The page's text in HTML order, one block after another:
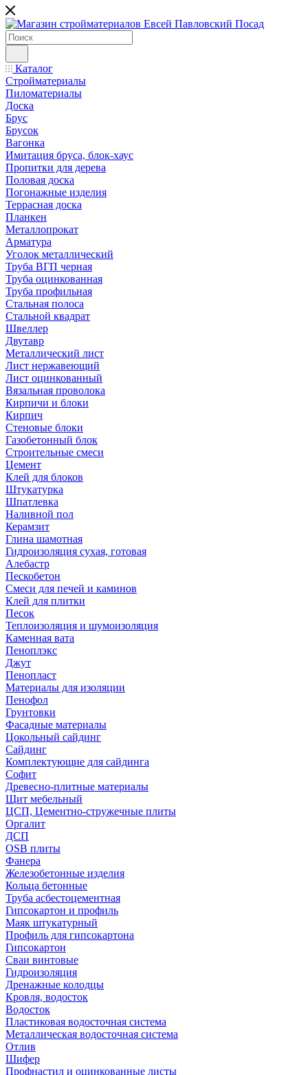
Каталог
Стройматериалы
Пиломатериалы
Доска
Брус
Брусок
Вагонка
Имитация бруса, блок-хаус
Пропитки для дерева
Половая доска
Погонажные изделия
Террасная доска
Планкен
Металлопрокат
Арматура
Уголок металлический
Труба ВГП черная
Труба оцинкованная
Труба профильная
Стальная полоса
Стальной квадрат
Швеллер
Двутавр
Металлический лист
Лист нержавеющий
Лист оцинкованный
Вязальная проволока
Кирпичи и блоки
Кирпич
Стеновые блоки
Газобетонный блок
Строительные смеси
Цемент
Клей для блоков
Штукатурка
Шпатлевка
Наливной пол
Керамзит
Глина шамотная
Гидроизоляция сухая, готовая
Алебастр
Пескобетон
Смеси для печей и каминов
Клей для плитки
Песок
Теплоизоляция и шумоизоляция
Каменная вата
Пеноплэкс
Джут
Пенопласт
Материалы для изоляции
Пенофол
Грунтовки
Фасадные материалы
Цокольный сайдинг
Сайдинг
Комплектующие для сайдинга
Софит
Древесно-плитные материалы
Щит мебельный
ЦСП, Цементно-стружечные плиты
Оргалит
ДСП
OSB плиты
Фанера
Железобетонные изделия
Кольца бетонные
Труба асбестоцементная
Гипсокартон и профиль
Маяк штукатурный
Профиль для гипсокартона
Гипсокартон
Сваи винтовые
Гидроизоляция
Дренажные колодцы
Кровля, водосток
Водосток
Пластиковая водосточная система
Металлическая водосточная система
Отлив
Шифер
Профнастил и оцинкованные листы